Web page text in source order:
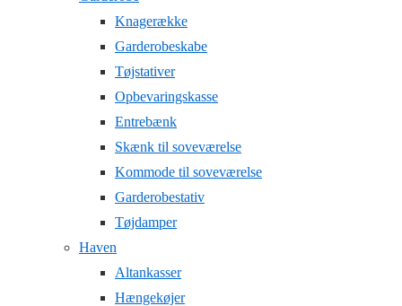
Knagerække
Garderobeskabe
Tøjstativer
Opbevaringskasse
Entrebænk
Skænk til soveværelse
Kommode til soveværelse
Garderobestativ
Tøjdamper
Haven
Altankasser
Hængekøjer